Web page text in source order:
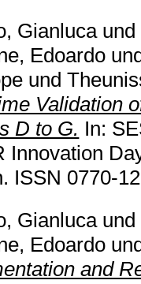
Gianlucaund
Edoardo
und
Validation
D to G. In:
Innovation
ISSN 0770-
Gianlucaund
Edoardo
and